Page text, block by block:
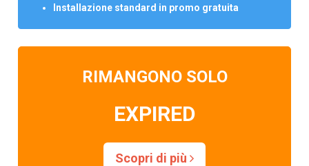
Installazione standard in promo gratuita
RIMANGONO SOLO
EXPIRED
Scopri di più